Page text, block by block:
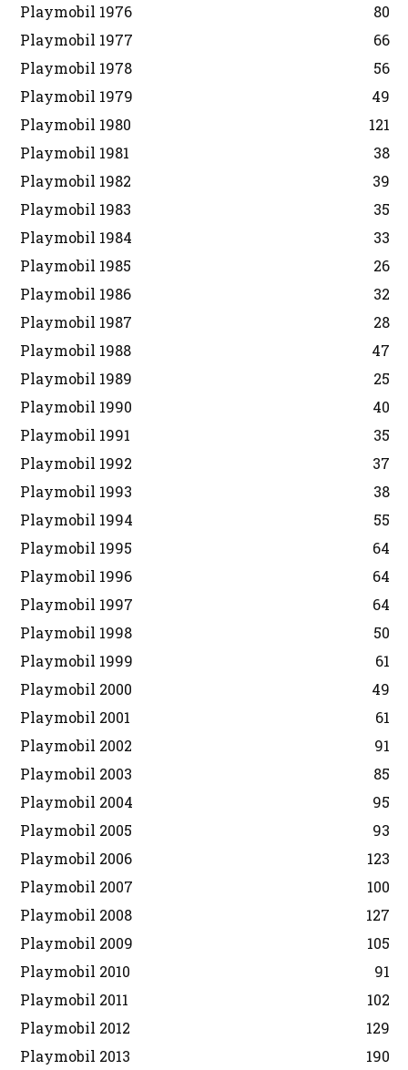
Playmobil 1976
80
Playmobil 1977
66
Playmobil 1978
56
Playmobil 1979
49
Playmobil 1980
121
Playmobil 1981
38
Playmobil 1982
39
Playmobil 1983
35
Playmobil 1984
33
Playmobil 1985
26
Playmobil 1986
32
Playmobil 1987
28
Playmobil 1988
47
Playmobil 1989
25
Playmobil 1990
40
Playmobil 1991
35
Playmobil 1992
37
Playmobil 1993
38
Playmobil 1994
55
Playmobil 1995
64
Playmobil 1996
64
Playmobil 1997
64
Playmobil 1998
50
Playmobil 1999
61
Playmobil 2000
49
Playmobil 2001
61
Playmobil 2002
91
Playmobil 2003
85
Playmobil 2004
95
Playmobil 2005
93
Playmobil 2006
123
Playmobil 2007
100
Playmobil 2008
127
Playmobil 2009
105
Playmobil 2010
91
Playmobil 2011
102
Playmobil 2012
129
Playmobil 2013
190